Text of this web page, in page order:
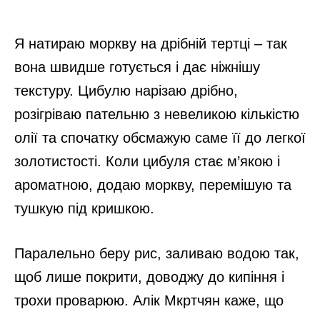
Я натираю моркву на дрібній тертці – так
вона швидше готується і дає ніжнішу
текстуру. Цибулю нарізаю дрібно,
розігріваю пательню з невеликою кількістю
олії та спочатку обсмажую саме її до легкої
золотистості. Коли цибуля стає м’якою і
ароматною, додаю моркву, перемішую та
тушкую під кришкою.
Паралельно беру рис, заливаю водою так,
щоб лише покрити, доводжу до кипіння і
трохи проварюю. Алік Мкртчян каже, що